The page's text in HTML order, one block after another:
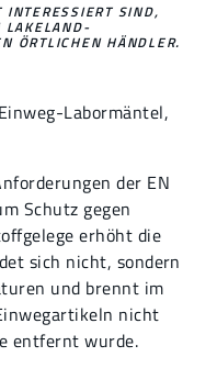
INTERESSIERT SIND,
LAKELAND-
ÖRTLICHEN HÄNDLER.
Einweg-Labormäntel,
der EN
Schutz gegen
erhöht die
sich nicht, sondern
und brennt im
nicht
entfernt wurde.